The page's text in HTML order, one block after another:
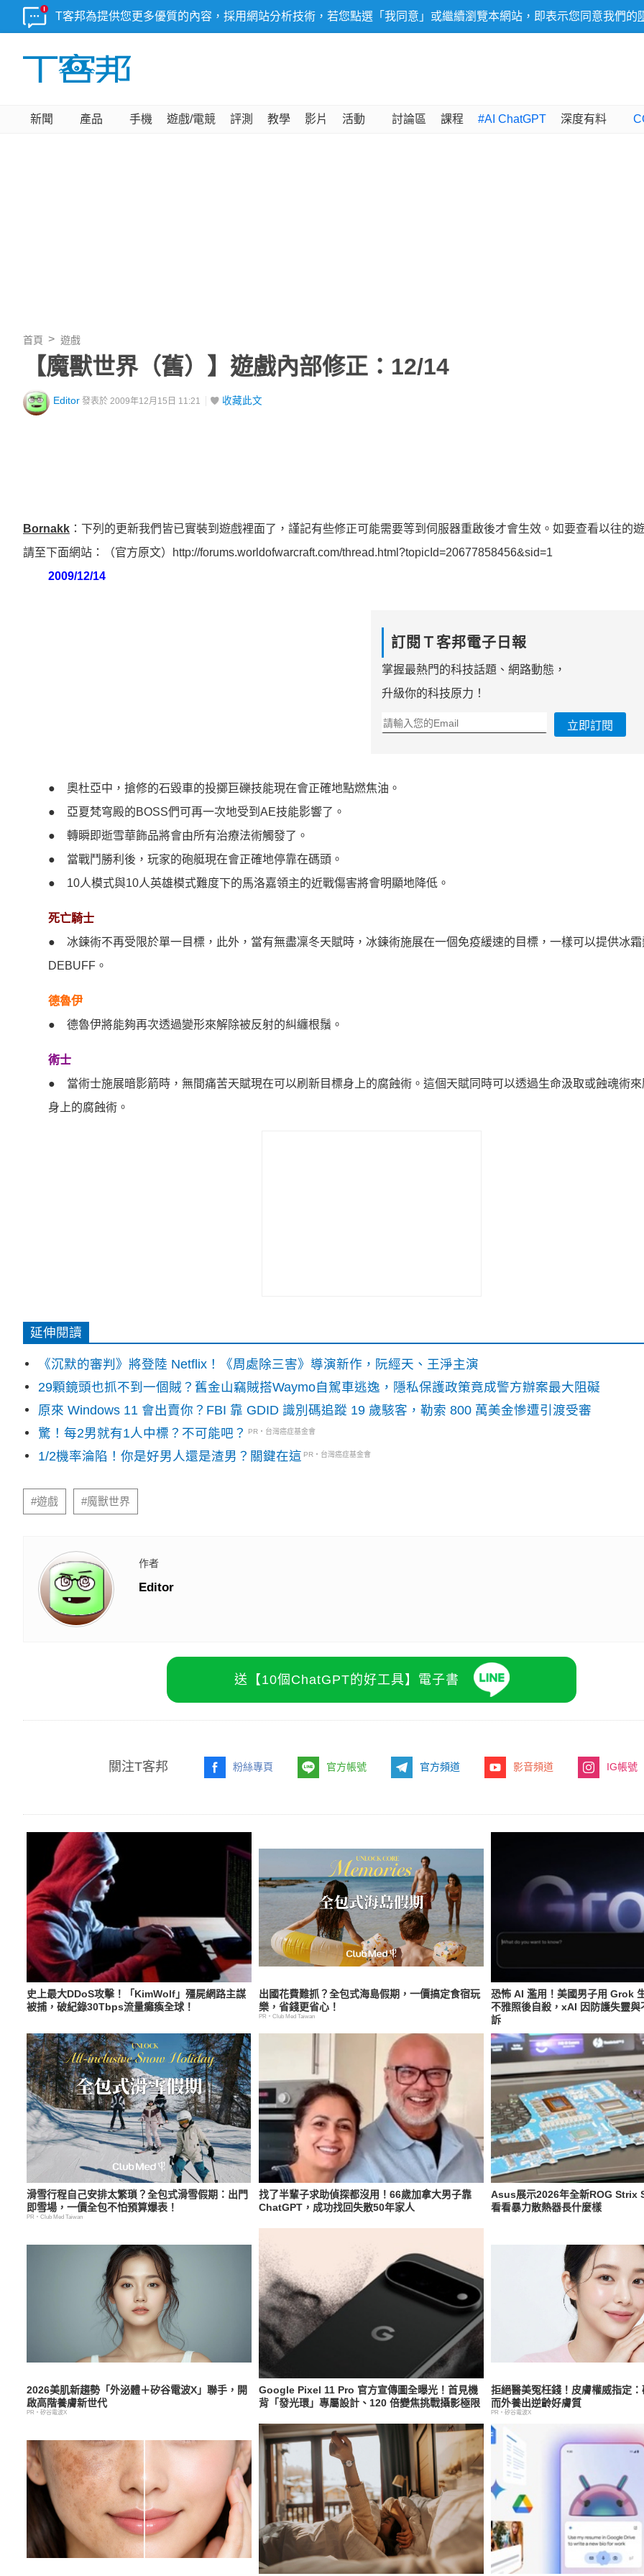
T客邦為提供您更多優質的內容，採用網站分析技術，若您點選「我同意」或繼續瀏覽本網站，即表示您同意我們的
新聞 產品 手機 遊戲/電競 評測 教學 影片 活動 討論區 課程 #AI ChatGPT 深度有料
首頁 遊戲
【魔獸世界（舊）】遊戲內部修正：12/14
Editor 發表於 2009年12月15日 11:21 收藏此文
Bornakk ：下列的更新我們皆已實裝到遊戲裡面了，謹記有些修正可能需要等到伺服器重啟後才會生效。如要查看以往的
請至下面網站：（官方原文）http://forums.worldofwarcraft.com/thread.html?topicId=20677858456&sid=1
2009/12/14
訂閱Ｔ客邦電子日報
掌握最熱門的科技話題、網路動態，
升級你的科技原力！
立即訂閱
● 奧杜亞中，搶修的石毀車的投擲巨礫技能現在會正確地點燃焦油。
● 亞夏梵穹殿的BOSS們可再一次地受到AE技能影響了。
● 轉瞬即逝雪華飾品將會由所有治療法術觸發了。
● 當戰鬥勝利後，玩家的砲艇現在會正確地停靠在碼頭。
● 10人模式與10人英雄模式難度下的馬洛嘉領主的近戰傷害將會明顯地降低。
死亡騎士
● 冰鍊術不再受限於單一目標，此外，當有無盡凜冬天賦時，冰鍊術施展在一個免疫緩速的目標，一樣可以提供冰霜
DEBUFF。
德魯伊
● 德魯伊將能夠再次透過變形來解除被反射的糾纏根鬚。
術士
● 當術士施展暗影箭時，無間痛苦天賦現在可以刷新目標身上的腐蝕術。這個天賦同時可以透過生命汲取或蝕魂術
身上的腐蝕術。
延伸閱讀
《沉默的審判》將登陸 Netflix！《周處除三害》導演新作，阮經天、王淨主演
29顆鏡頭也抓不到一個賊？舊金山竊賊搭Waymo自駕車逃逸，隱私保護政策竟成警方辦案最大阻礙
原來 Windows 11 會出賣你？FBI 靠 GDID 識別碼追蹤 19 歲駭客，勒索 800 萬美金慘遭引渡受審
驚！每2男就有1人中標？不可能吧？
PR・台灣癌症基金會
1/2機率淪陷！你是好男人還是渣男？關鍵在這 PR・台灣癌症基金會
#遊戲 #魔獸世界
作者
Editor
送【10個ChatGPT的好工具】電子書
關注T客邦 粉絲專頁 官方帳號 官方頻道 影音頻道 IG帳號
史上最大DDoS攻擊！「KimWolf」殭屍網路主謀
被捕，破紀錄30Tbps流量癱瘓全球！
出國花費難抓？全包式海島假期，一價搞定食宿玩
樂，省錢更省心！
PR・Club Med Taiwan
恐怖 AI 濫用！美國男子用 Grok
不雅照後自殺，xAI 因防護失靈與
訴
滑雪行程自己安排太繁瑣？全包式滑雪假期：出門
即雪場，一價全包不怕預算爆表！
PR・Club Med Taiwan
找了半輩子求助偵探都沒用！66歲加拿大男子靠
ChatGPT，成功找回失散50年家人
Asus展示2026年全新ROG Strix
看看暴力散熱器長什麼樣
2026美肌新趨勢「外泌體＋矽谷電波X」聯手，開
啟高階養膚新世代
PR・矽谷電波X
Google Pixel 11 Pro 官方宣傳圖全曝光！首見機
背「發光環」專屬設計、120 倍變焦挑戰攝影極限
拒絕醫美冤枉錢！皮膚權威指定
而外養出逆齡好膚質
PR・矽谷電波X